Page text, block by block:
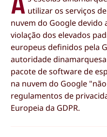
utilizar os serviços
nuvem do Google devido
violação dos elevados
europeus definidos pela
autoridade
pacote de software de
na nuvem do Google
regulamentos de
Europeia da GDPR.